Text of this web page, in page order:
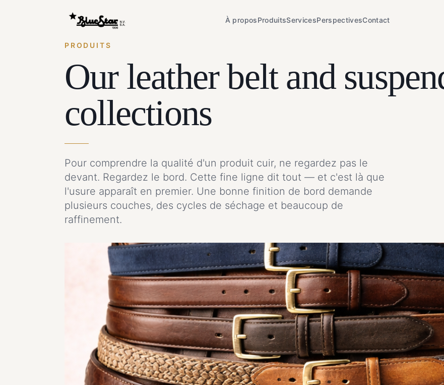
À proposProduitsServicesPerspectivesContact
PRODUITS
Our leather belt and
collections
Pour comprendre la qualité d'un produit cuir, ne regardez pas le
devant. Regardez le bord. Cette fine ligne dit tout — et c'est là que
l'usure apparaît en premier. Une bonne finition de bord demande
plusieurs couches, des cycles de séchage et beaucoup de
raffinement.